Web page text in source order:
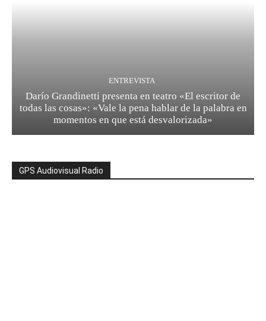
ENTREVISTA
Darío Grandinetti presenta en teatro «El escritor de
todas las cosas»: «Vale la pena hablar de la palabra en
momentos en que está desvalorizada»
GPS Audiovisual Radio